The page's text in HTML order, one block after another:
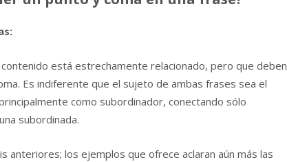
está estrechamente relacionado, pero que deben
Es indiferente que el sujeto de ambas frases sea el
como subordinador, conectando sólo
subordinada.
anteriores; los ejemplos que ofrece aclaran aún más las